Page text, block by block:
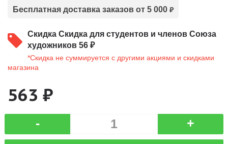
Бесплатная доставка заказов от 5 000 ₽
Скидка Скидка для студентов и членов Союза
художников 56 ₽
*Скидка не суммируется с другими акциями и скидками
магазина
563 ₽
- +